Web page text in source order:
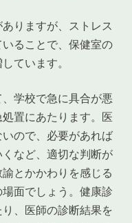
りますが、ストレス
ることで、保健室の
ています。
学校で急に具合が悪
置にあたります。医
ので、必要があれば
など、適切な判断が
とかかわりを感じる
面でしょう。健康診
、医師の診断結果を